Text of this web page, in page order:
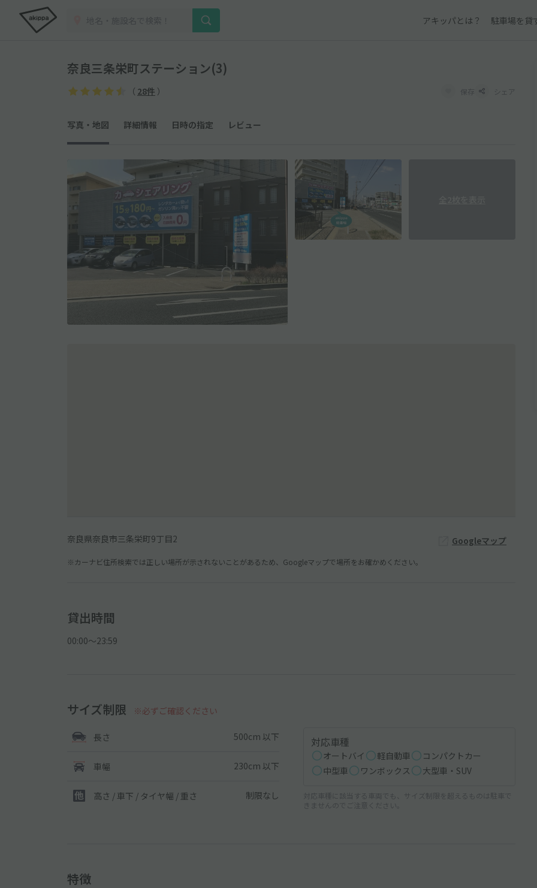
アキッパとは？ 駐車場を貸
奈良三条栄町ステーション(3)
（ 28件 ） 保存 シェア
写真・地図 詳細情報 日時の指定 レビュー
奈良県奈良市三条栄町9丁目2 Googleマップ
※カーナビ住所検索では正しい場所が示されないことがあるため、Googleマップで場所をお確かめください。
貸出時間
00:00〜23:59
サイズ制限 ※必ずご確認ください
長さ 500cm 以下
車幅 230cm 以下
高さ / 車下 / タイヤ幅 / 重さ 制限なし
対応車種
オートバイ 軽自動車
コンパクトカー
中型車
ワンボックス 大型車・SUV
対応車種に該当する車両でも、サイズ制限を超えるものは駐車で
きませんのでご注意ください。
特徴